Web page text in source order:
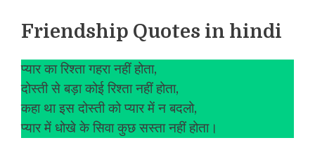
Friendship Quotes in hindi
प्यार का रिश्ता गहरा नहीं होता,
दोस्ती से बड़ा कोई रिश्ता नहीं होता,
कहा था इस दोस्ती को प्यार में न बदलो,
प्यार में धोखे के सिवा कुछ सस्ता नहीं होता।